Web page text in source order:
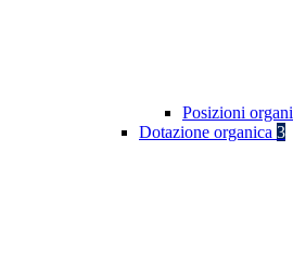
Posizioni
Dotazione organica 3